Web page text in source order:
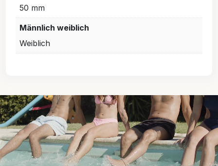
50 mm
Männlich weiblich
Weiblich